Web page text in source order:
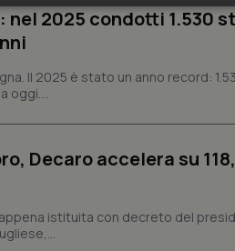
nel 2025 condotti 1.530
Il 2025 è stato un anno record:
oggi....
Decaro accelera su
appena istituita con decreto del
Statistici
web abilitandone funzionalità di base quali la
di funzionare correttamente senza questi
Scadenza
Descrizione
5 mesi 4